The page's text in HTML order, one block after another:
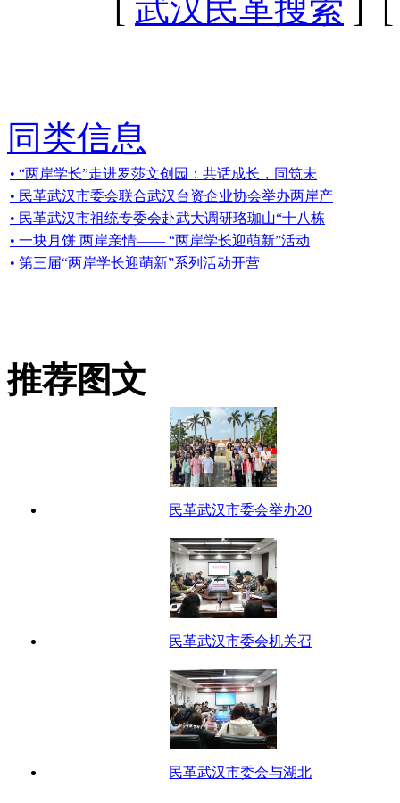
[ 武汉民革搜索 ]
同类信息
• “两岸学长”走进罗莎文创园：共话成长，同筑未
• 民革武汉市委会联合武汉台资企业协会举办两岸产
• 民革武汉市祖统专委会赴武大调研珞珈山“十八栋
• 一块月饼 两岸亲情—— “两岸学长迎萌新”活动
• 第三届“两岸学长迎萌新”系列活动开营
推荐图文
民革武汉市委会举办20
民革武汉市委会机关召
民革武汉市委会与湖北